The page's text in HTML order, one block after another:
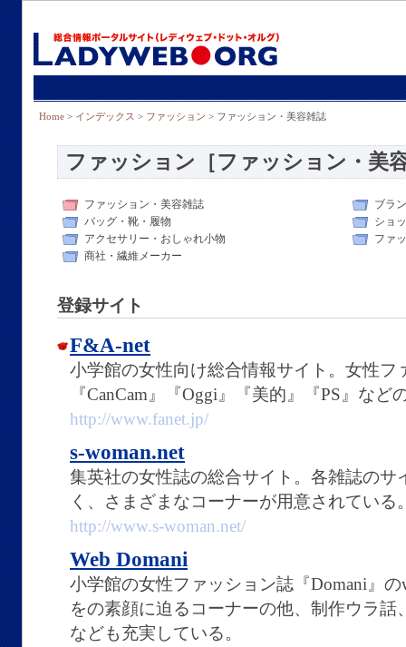
Home > インデックス > ファッション > ファッション・美容雑誌
ファッション［ファッション・美
ファッション・美容雑誌
ブラ
バッグ・靴・履物
ショ
アクセサリー・おしゃれ小物
ファ
商社・繊維メーカー
登録サイト
F&A-net
小学館の女性向け総合情報サイト。女性フ
『CanCam』『Oggi』『美的』『PS』な
http://www.fanet.jp/
s-woman.net
集英社の女性誌の総合サイト。各雑誌のサ
く、さまざまなコーナーが用意されている
http://www.s-woman.net/
Web Domani
小学館の女性ファッション誌『Domani』
をの素顔に迫るコーナーの他、制作ウラ
なども充実している。